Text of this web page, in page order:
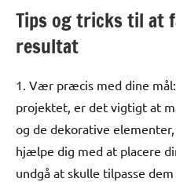
Tips og tricks til at
resultat
1. Vær præcis med dine
projektet, er det vigtigt at
og de dekorative
hjælpe dig med at placere
undgå at skulle tilpasse